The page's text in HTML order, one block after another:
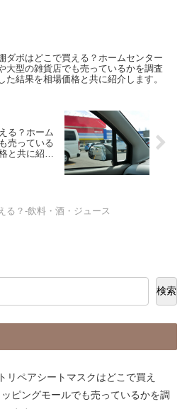
ダボはどこで買える？ホームセンター
大型の雑貨店でも売っているかを調査
た結果を相場価格と共に紹介します。
る？ホーム
売っている
と共に紹介
る？-飲料・酒・ジュース
検索
リペアシートマスクはどこで買え
ピングモールでも売っているかを調